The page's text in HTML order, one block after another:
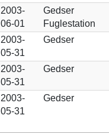
2003-
06-01
Gedser
Fuglestation
2003-
05-31
Gedser
2003-
05-31
Gedser
2003-
05-31
Gedser